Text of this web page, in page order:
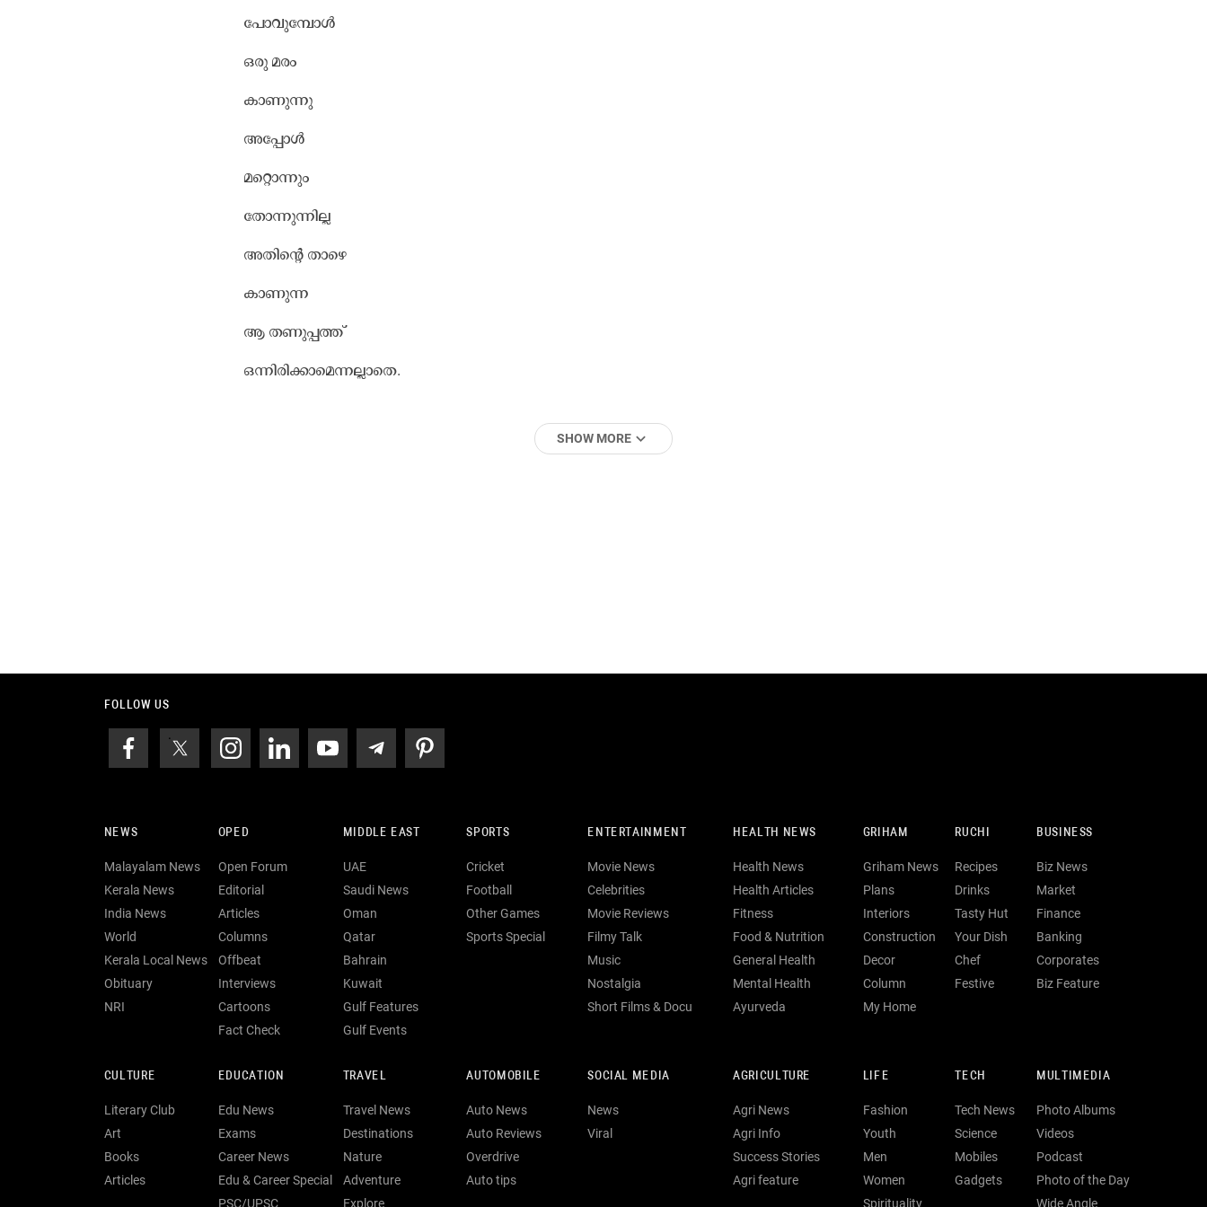
പോവുമ്പോൾ
ഒരു മരം
കാണുന്നു
അപ്പോൾ
മറ്റൊന്നും
തോന്നുന്നില്ല
അതിന്റെ താഴെ
കാണുന്ന
ആ തണുപ്പത്ത്
ഒന്നിരിക്കാമെന്നല്ലാതെ.
SHOW MORE expand_more
FOLLOW US
NEWS
Malayalam News
Kerala News
India News
World
Kerala Local News
Obituary
NRI
OPED
Open Forum
Editorial
Articles
Columns
Offbeat
Interviews
Cartoons
Fact Check
MIDDLE EAST
UAE
Saudi News
Oman
Qatar
Bahrain
Kuwait
Gulf Features
Gulf Events
SPORTS
Cricket
Football
Other Games
Sports Special
ENTERTAINMENT
Movie News
Celebrities
Movie Reviews
Filmy Talk
Music
Nostalgia
Short Films & Docu
HEALTH NEWS
Health News
Health Articles
Fitness
Food & Nutrition
General Health
Mental Health
Ayurveda
GRIHAM
Griham News
Plans
Interiors
Construction
Decor
Column
My Home
RUCHI
Recipes
Drinks
Tasty Hut
Your Dish
Chef
Festive
BUSINESS
Biz News
Market
Finance
Banking
Corporates
Biz Feature
CULTURE
Literary Club
Art
Books
Articles
EDUCATION
Edu News
Exams
Career News
Edu & Career Special
PSC/UPSC
TRAVEL
Travel News
Destinations
Nature
Adventure
Explore
AUTOMOBILE
Auto News
Auto Reviews
Overdrive
Auto tips
SOCIAL MEDIA
News
Viral
AGRICULTURE
Agri News
Agri Info
Success Stories
Agri feature
LIFE
Fashion
Youth
Men
Women
Spirituality
TECH
Tech News
Science
Mobiles
Gadgets
MULTIMEDIA
Photo Albums
Videos
Podcast
Photo of the Day
Wide Angle